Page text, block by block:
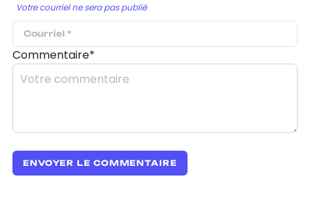
Votre courriel ne sera pas publié
Commentaire*